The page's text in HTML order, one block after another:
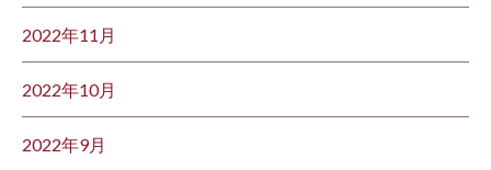
2022年11月
2022年10月
2022年9月